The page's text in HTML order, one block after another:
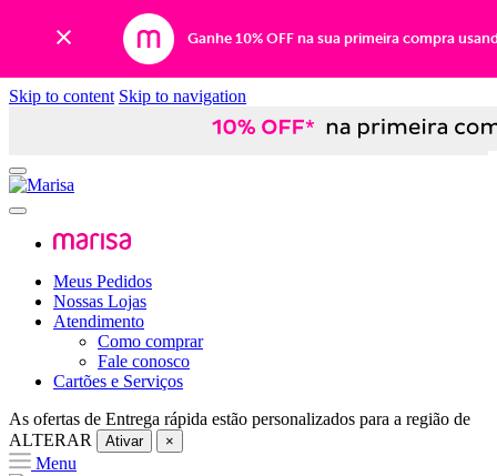
Ganhe 10% OFF na sua primeira compra
Skip to content Skip to navigation
Meus Pedidos
Nossas Lojas
Atendimento
Como comprar
Fale conosco
Cartões e Serviços
As ofertas de Entrega rápida estão personalizados para a região de
ALTERAR
Ativar ×
Menu